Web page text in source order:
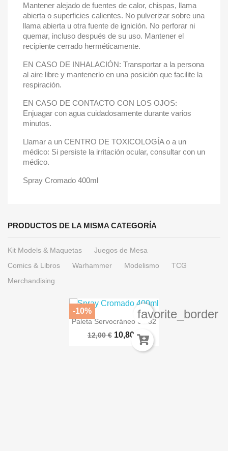
Mantener alejado de fuentes de calor, chispas, llama
abierta o superficies calientes. No pulverizar sobre una
llama abierta u otra fuente de ignición. No perforar ni
quemar, incluso después de su uso. Mantener el
recipiente cerrado herméticamente.
EN CASO DE INHALACIÓN: Transportar a la persona
al aire libre y mantenerlo en una posición que facilite la
respiración.
EN CASO DE CONTACTO CON LOS OJOS:
Enjuagar con agua cuidadosamente durante varios
minutos.
Llamar a un CENTRO DE TOXICOLOGÍA o a un
médico: Si persiste la irritación ocular, consultar con un
médico.
Spray Cromado 400ml
PRODUCTOS DE LA MISMA CATEGORÍA
Kit Models & Maquetas
Juegos de Mesa
Comics & Libros
Warhammer Modelismo
TCG
Merchandising
Paleta Servocráneo 66-32
12,00 € 10,80 €
-10% favorite_border